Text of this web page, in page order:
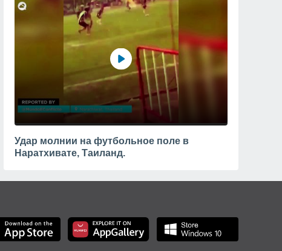
Удар молнии на футбольное поле в
Наратхивате, Таиланд.